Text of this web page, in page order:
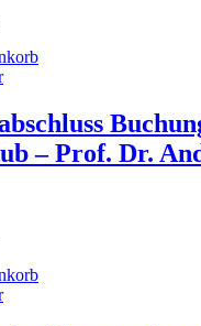
– Prof. Dr.